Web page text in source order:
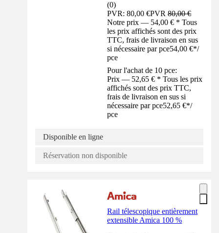
(0)
PVR: 80,00 €PVR80,00 €
Notre prix — 54,00 € * Tous
les prix affichés sont des prix
TTC, frais de livraison en sus
si nécessaire par pce54,00 €*/
pce
Pour l'achat de 10 pce:
Prix — 52,65 € * Tous les prix
affichés sont des prix TTC,
frais de livraison en sus si
nécessaire par pce52,65 €*/
pce
Disponible en ligne
Réservation non disponible
Rail télescopique entièrement
extensible Amica 100 %